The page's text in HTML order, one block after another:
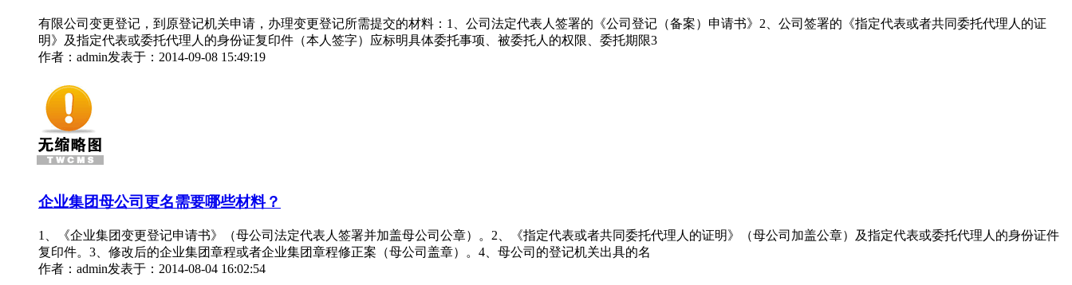
有限公司变更登记，到原登记机关申请，办理变更登记所需提交的材料：1、公司法定代表人签署的《公司登记（备案）申请书》2、公司签署的《指定代表或者共同委托代理人的证
明》及指定代表或委托代理人的身份证复印件（本人签字）应标明具体委托事项、被委托人的权限、委托期限3
作者：admin发表于：2014-09-08 15:49:19
企业集团母公司更名需要哪些材料？
1、《企业集团变更登记申请书》（母公司法定代表人签署并加盖母公司公章）。2、《指定代表或者共同委托代理人的证明》（母公司加盖公章）及指定代表或委托代理人的身份证件
复印件。3、修改后的企业集团章程或者企业集团章程修正案（母公司盖章）。4、母公司的登记机关出具的名
作者：admin发表于：2014-08-04 16:02:54